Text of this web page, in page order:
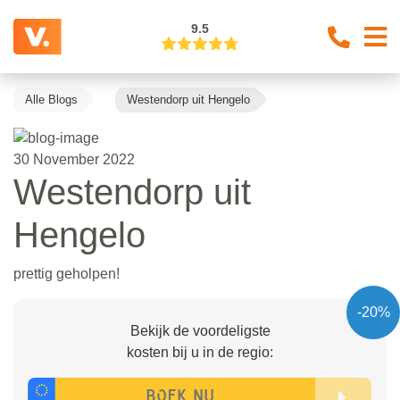
9.5
Alle Blogs Westendorp uit Hengelo
30 November 2022
Westendorp uit
Hengelo
prettig geholpen!
-20%
Bekijk de voordeligste
kosten bij u in de regio: